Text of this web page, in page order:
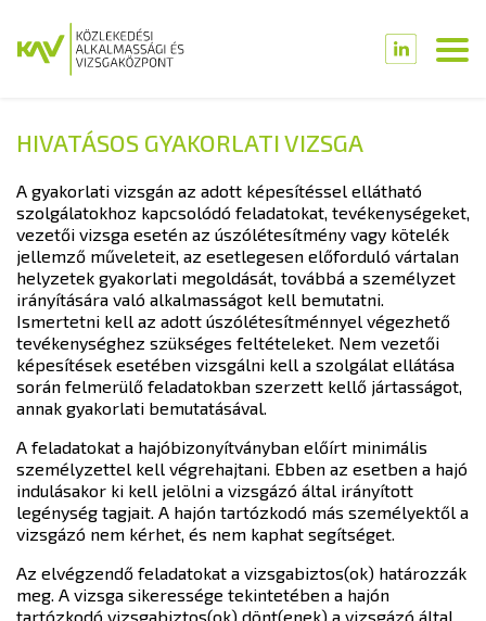
HIVATÁSOS GYAKORLATI VIZSGA
A gyakorlati vizsgán az adott képesítéssel ellátható
szolgálatokhoz kapcsolódó feladatokat, tevékenységeket,
vezetői vizsga esetén az úszólétesítmény vagy kötelék
jellemző műveleteit, az esetlegesen előforduló vártalan
helyzetek gyakorlati megoldását, továbbá a személyzet
irányítására való alkalmasságot kell bemutatni.
Ismertetni kell az adott úszólétesítménnyel végezhető
tevékenységhez szükséges feltételeket. Nem vezetői
képesítések esetében vizsgálni kell a szolgálat ellátása
során felmerülő feladatokban szerzett kellő jártasságot,
annak gyakorlati bemutatásával.
A feladatokat a hajóbizonyítványban előírt minimális
személyzettel kell végrehajtani. Ebben az esetben a hajó
indulásakor ki kell jelölni a vizsgázó által irányított
legénység tagjait. A hajón tartózkodó más személyektől a
vizsgázó nem kérhet, és nem kaphat segítséget.
Az elvégzendő feladatokat a vizsgabiztos(ok) határozzák
meg. A vizsga sikeressége tekintetében a hajón
tartózkodó vizsgabiztos(ok) dönt(enek) a vizsgázó által